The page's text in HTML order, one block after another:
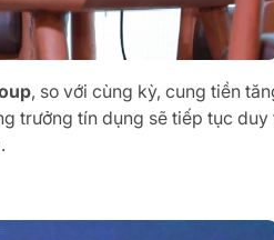
, so với cùng kỳ, cung tiền
trưởng tín dụng sẽ tiếp tục